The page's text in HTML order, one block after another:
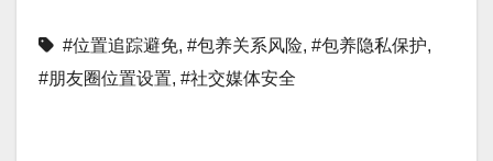
#位置追踪避免, #包养关系风险, #包养隐私保护,
#朋友圈位置设置, #社交媒体安全